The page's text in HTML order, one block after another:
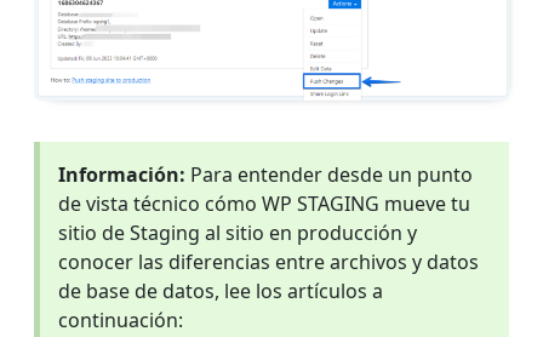
Información: Para entender desde un punto
de vista técnico cómo WP STAGING mueve tu
sitio de Staging al sitio en producción y
conocer las diferencias entre archivos y datos
de base de datos, lee los artículos a
continuación: